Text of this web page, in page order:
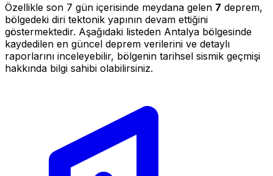
Özellikle son 7 gün içerisinde meydana gelen 7 deprem,
bölgedeki diri tektonik yapının devam ettiğini
göstermektedir. Aşağıdaki listeden Antalya bölgesinde
kaydedilen en güncel deprem verilerini ve detaylı
raporlarını inceleyebilir, bölgenin tarihsel sismik geçmişi
hakkında bilgi sahibi olabilirsiniz.